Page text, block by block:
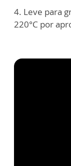
4. Leve para
220°C por